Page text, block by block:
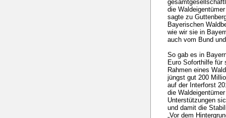
die
sagte zu
Bayerischen
wie wir sie in
auch vom Bund
So gab es in
Euro Soforthilfe für
Rahmen eines
jüngst gut 200
auf der Interforst
die
Unterstützungen
und damit die
„Vor dem